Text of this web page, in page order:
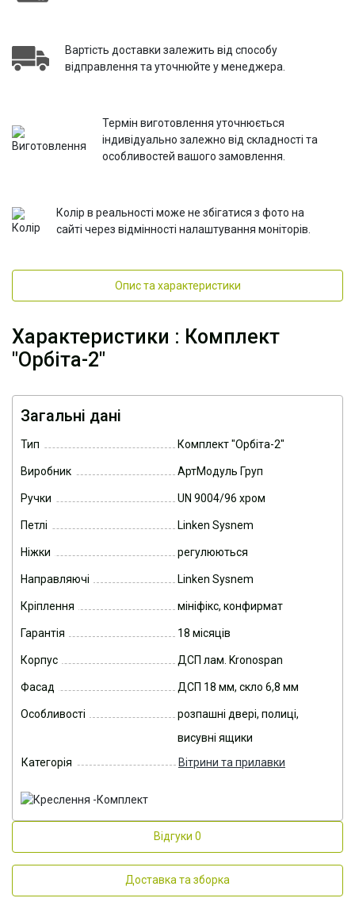
Вартість доставки залежить від способу
відправлення та уточнюйте у менеджера.
Термін виготовлення уточнюється
індивідуально залежно від складності та
особливостей вашого замовлення.
Колір в реальності може не збігатися з фото на
сайті через відмінності налаштування моніторів.
Опис та характеристики
Характеристики : Комплект
"Орбіта-2"
Загальні дані
Тип Комплект "Орбіта-2"
Виробник АртМодуль Груп
Ручки UN 9004/96 хром
Петлі Linken Sysnem
Ніжки регулюються
Направляючі Linken Sysnem
Кріплення мініфікс, конфирмат
Гарантія 18 місяців
Корпус ДСП лам. Kronospan
Фасад ДСП 18 мм, скло 6,8 мм
Особливості
розпашні двері, полиці,
висувні ящики
Категорія
Вітрини та прилавки
Відгуки 0
Доставка та зборка